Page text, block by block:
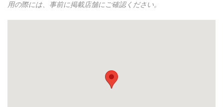
用の際には、事前に掲載店舗にご確認ください。